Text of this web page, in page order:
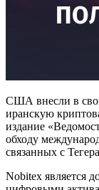
США внесли в
иранскую
издание
обходу
связанных с
Nobitex является